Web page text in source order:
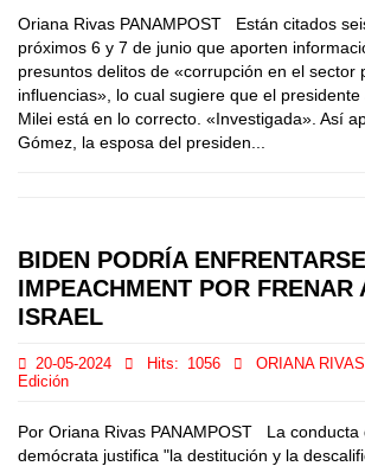
Oriana Rivas PANAMPOST Están citados
próximos 6 y 7 de junio que aporten
presuntos delitos de «corrupción en el sector
influencias», lo cual sugiere que el
Milei está en lo correcto. «Investigada». Así
Gómez, la esposa del presiden...
BIDEN PODRÍA
IMPEACHMENT POR FRENAR
ISRAEL
20-05-2024 Hits: 1056 ORIANA RIVAS
Edición
Por Oriana Rivas PANAMPOST La conducta
demócrata justifica "la destitución y la